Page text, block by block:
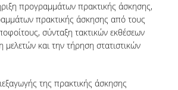
ΕΠΙΚΟΙΝΩΝΙΑ
προγραμμάτων πρακτικής άσκησης,
πρακτικής άσκησης από τους
σύνταξη τακτικών εκθέσεων
μελετών και την τήρηση στατιστικών
της πρακτικής άσκησης